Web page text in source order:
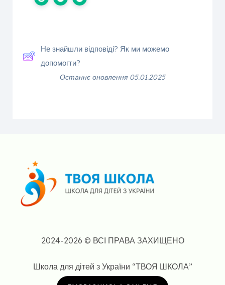
Не знайшли відповіді? Як ми можемо
допомогти?
Останнє оновлення 05.01.2025
2024-2026 © ВСІ ПРАВА ЗАХИЩЕНО
Школа для дітей з України “ТВОЯ ШКОЛА”